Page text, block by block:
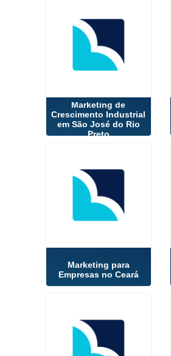
Marketing de
Crescimento Industrial
em São José do Rio
Preto
Marketing para
Empresas no Ceará